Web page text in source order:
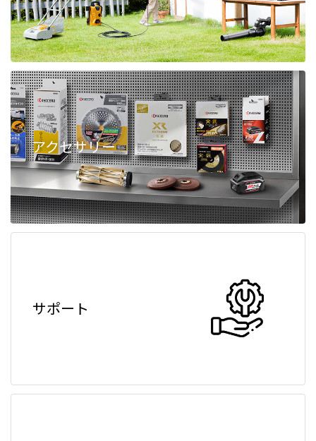
アクセサリー
サポート